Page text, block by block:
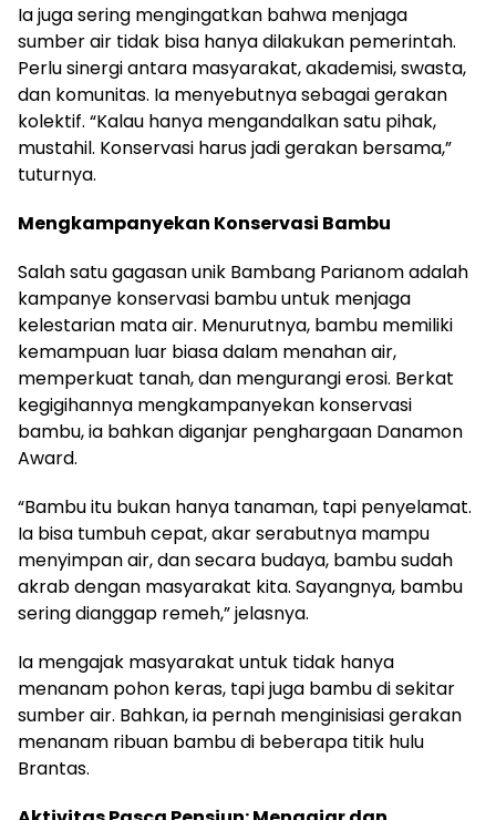
Ia juga sering mengingatkan bahwa menjaga
sumber air tidak bisa hanya dilakukan pemerintah.
Perlu sinergi antara masyarakat, akademisi, swasta,
dan komunitas. Ia menyebutnya sebagai gerakan
kolektif. “Kalau hanya mengandalkan satu pihak,
mustahil. Konservasi harus jadi gerakan bersama,”
tuturnya.
Mengkampanyekan Konservasi Bambu
Salah satu gagasan unik Bambang Parianom adalah
kampanye konservasi bambu untuk menjaga
kelestarian mata air. Menurutnya, bambu memiliki
kemampuan luar biasa dalam menahan air,
memperkuat tanah, dan mengurangi erosi. Berkat
kegigihannya mengkampanyekan konservasi
bambu, ia bahkan diganjar penghargaan Danamon
Award.
“Bambu itu bukan hanya tanaman, tapi penyelamat.
Ia bisa tumbuh cepat, akar serabutnya mampu
menyimpan air, dan secara budaya, bambu sudah
akrab dengan masyarakat kita. Sayangnya, bambu
sering dianggap remeh,” jelasnya.
Ia mengajak masyarakat untuk tidak hanya
menanam pohon keras, tapi juga bambu di sekitar
sumber air. Bahkan, ia pernah menginisiasi gerakan
menanam ribuan bambu di beberapa titik hulu
Brantas.